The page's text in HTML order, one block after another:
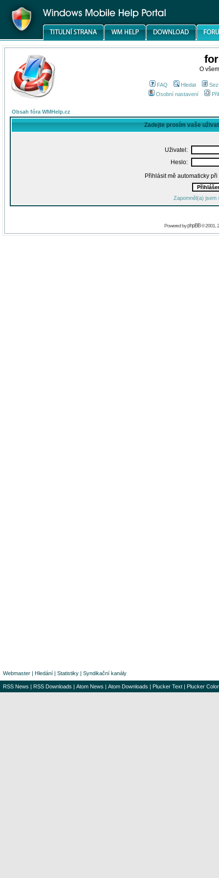
O
FAQ Hledat
Osobní nastavení
Obsah fóra WMHelp.cz
Zadejte prosím vaše
Uživatel:
Heslo:
Přihlásit mě automaticky
Zapomněl(a) jsem
Powered byphpBB© 2001,
Webmaster | Hledání | Statistiky | Syndikační kanály
RSS News | RSS Downloads | Atom News | Atom Downloads | Plucker Text | Plucker Color